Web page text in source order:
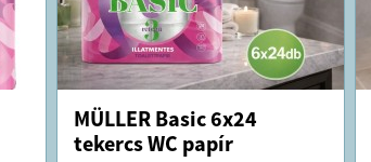
MÜLLER Basic 6x24
tekercs WC papír